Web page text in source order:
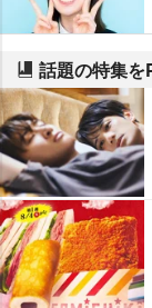
話題の特集を